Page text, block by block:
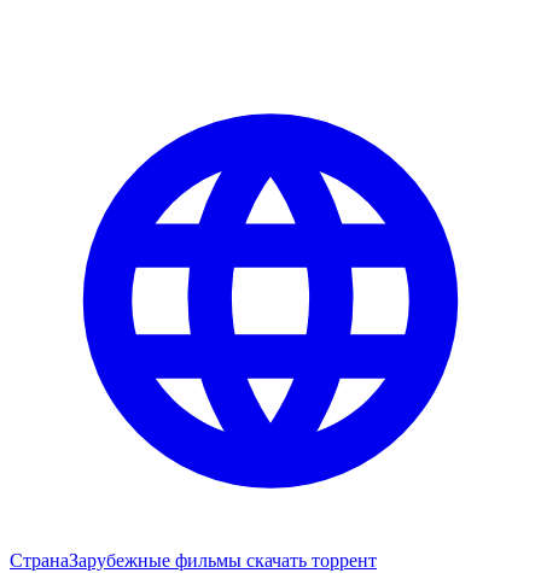
СтранаЗарубежные фильмы скачать торрент